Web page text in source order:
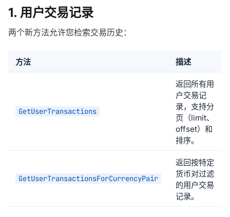
1. 用户交易记录
两个新方法允许您检索交易历史：
方法 描述
GetUserTransactions
返回所有用
户交易记
录，支持分
页（limit、
offset）和
排序。
GetUserTransactionsForCurrencyPair
返回按特定
货币对过滤
的用户交易
记录。